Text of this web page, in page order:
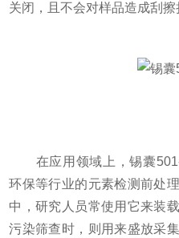
关闭，且不会对样品造成刮擦
在应用领域上，锡囊501-
环保等行业的元素检测前处
中，研究人员常使用它来装
污染筛查时，则用来盛放采